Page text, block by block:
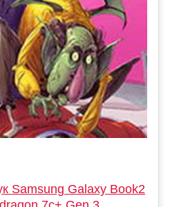
Samsung Galaxy Book2